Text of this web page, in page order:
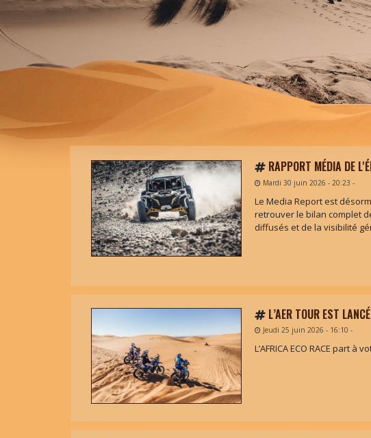
RAPPORT MÉDIA DE
Mardi 30 juin 2026 - 20:23 -
Le Media Report est
retrouver le bilan complet
diffusés et de la visibilité
L’AER TOUR EST
Jeudi 25 juin 2026 - 16:10 -
L’AFRICA ECO RACE part à